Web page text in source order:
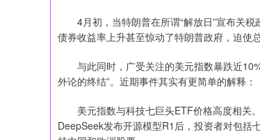
4月初，当特朗普在所谓“解放日”宣布关税
债券收益率上升甚至惊动了特朗普政府，迫使
与此同时，广受关注的美元指数暴跌近10%
外论的终结”。近期事件其实有更简单的解释：
美元指数与科技七巨头ETF价格高度相关。
DeepSeek发布开源模型R1后，投资者对包括